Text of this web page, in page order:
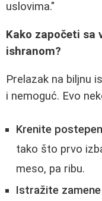
uslovima."
Kako započeti sa
ishranom?
Prelazak na biljnu
i nemoguć. Evo
Krenite
tako što prvo
meso, pa ribu.
Istražite zamene